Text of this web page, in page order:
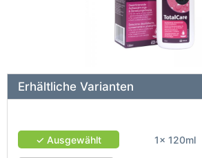
Erhältliche Varianten
✓ Ausgewählt 1x 120ml